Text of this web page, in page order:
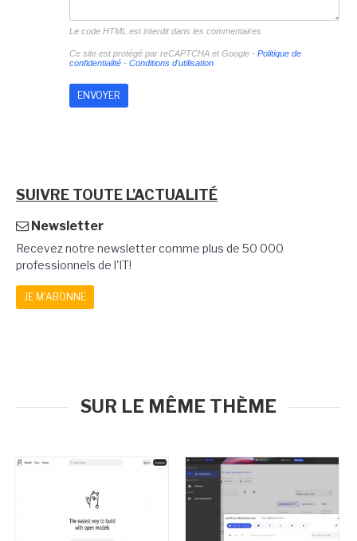
Le code HTML est interdit dans les commentaires
Ce site est protégé par reCAPTCHA et Google - Politique de
confidentialité- Conditions d'utilisation
SUIVRE TOUTE L'ACTUALITÉ
Newsletter
Recevez notre newsletter comme plus de 50 000
professionnels de l'IT!
JE M'ABONNE
SUR LE MÊME THÈME